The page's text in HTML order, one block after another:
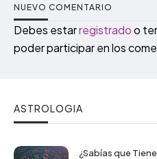
NUEVO COMENTARIO
Debes estarregistradoo
poder participar en los
ASTROLOGIA
¿Sabías que